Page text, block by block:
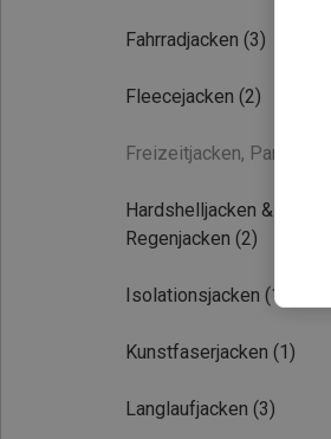
Fahrradjacken (3)
Fleecejacken (2)
Freizeitjacken, Parkas
Hardshelljacken &
Regenjacken (2)
Isolationsjacken (1)
Kunstfaserjacken (1)
Langlaufjacken (3)